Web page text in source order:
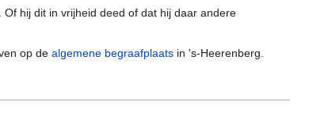
hij dit in vrijheid deed of dat hij daar andere
op de algemene begraafplaats in 's-Heerenberg.